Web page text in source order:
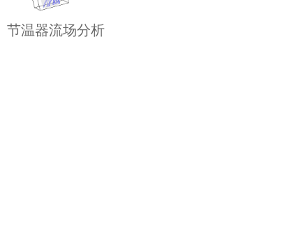
节温器流场分析